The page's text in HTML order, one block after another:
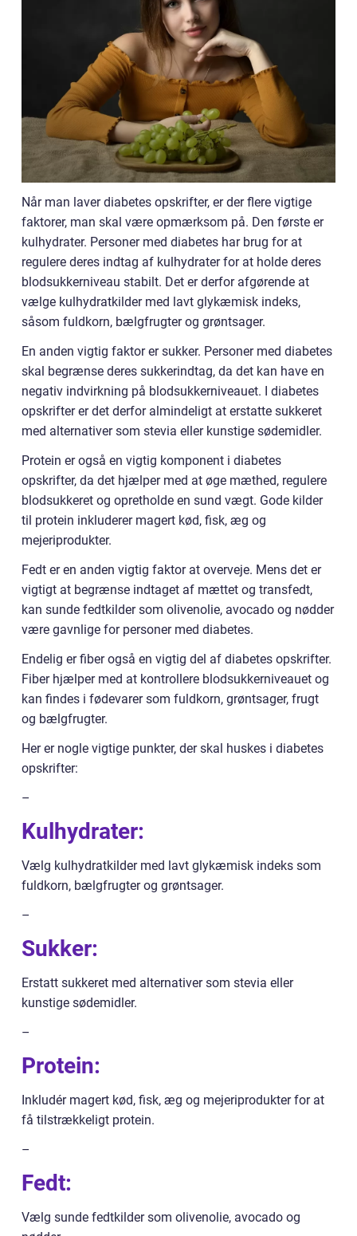
Når man laver diabetes opskrifter, er der flere vigtige
faktorer, man skal være opmærksom på. Den første er
kulhydrater. Personer med diabetes har brug for at
regulere deres indtag af kulhydrater for at holde deres
blodsukkerniveau stabilt. Det er derfor afgørende at
vælge kulhydratkilder med lavt glykæmisk indeks,
såsom fuldkorn, bælgfrugter og grøntsager.
En anden vigtig faktor er sukker. Personer med diabetes
skal begrænse deres sukkerindtag, da det kan have en
negativ indvirkning på blodsukkerniveauet. I diabetes
opskrifter er det derfor almindeligt at erstatte sukkeret
med alternativer som stevia eller kunstige sødemidler.
Protein er også en vigtig komponent i diabetes
opskrifter, da det hjælper med at øge mæthed, regulere
blodsukkeret og opretholde en sund vægt. Gode kilder
til protein inkluderer magert kød, fisk, æg og
mejeriprodukter.
Fedt er en anden vigtig faktor at overveje. Mens det er
vigtigt at begrænse indtaget af mættet og transfedt,
kan sunde fedtkilder som olivenolie, avocado og nødder
være gavnlige for personer med diabetes.
Endelig er fiber også en vigtig del af diabetes opskrifter.
Fiber hjælper med at kontrollere blodsukkerniveauet og
kan findes i fødevarer som fuldkorn, grøntsager, frugt
og bælgfrugter.
Her er nogle vigtige punkter, der skal huskes i diabetes
opskrifter:
–
Kulhydrater:
Vælg kulhydratkilder med lavt glykæmisk indeks som
fuldkorn, bælgfrugter og grøntsager.
–
Sukker:
Erstatt sukkeret med alternativer som stevia eller
kunstige sødemidler.
–
Protein:
Inkludér magert kød, fisk, æg og mejeriprodukter for at
få tilstrækkeligt protein.
–
Fedt:
Vælg sunde fedtkilder som olivenolie, avocado og